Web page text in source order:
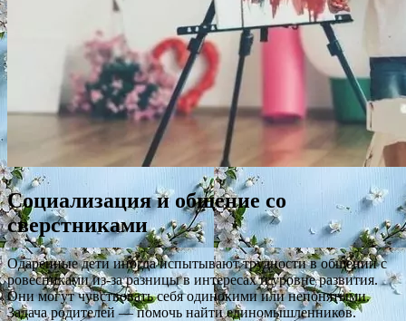
Социализация и общение со
сверстниками
Одаренные дети иногда испытывают трудности в общении с
ровесниками из-за разницы в интересах и уровне развития.
Они могут чувствовать себя одинокими или непонятыми.
Задача родителей — помочь найти единомышленников.